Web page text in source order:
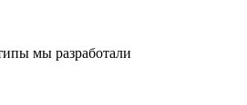
мы разработали